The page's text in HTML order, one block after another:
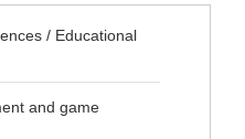
/ Educational
and game